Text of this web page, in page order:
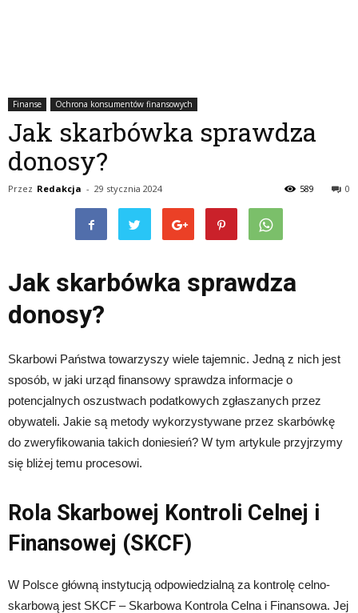
Finanse Ochrona konsumentów finansowych
Jak skarbówka sprawdza
donosy?
Przez Redakcja - 29 stycznia 2024 0
589
Jak skarbówka sprawdza
donosy?
Skarbowi Państwa towarzyszy wiele tajemnic. Jedną z nich jest
sposób, w jaki urząd finansowy sprawdza informacje o
potencjalnych oszustwach podatkowych zgłaszanych przez
obywateli. Jakie są metody wykorzystywane przez skarbówkę
do zweryfikowania takich doniesień? W tym artykule przyjrzymy
się bliżej temu procesowi.
Rola Skarbowej Kontroli Celnej i
Finansowej (SKCF)
W Polsce główną instytucją odpowiedzialną za kontrolę celno-
skarbową jest SKCF – Skarbowa Kontrola Celna i Finansowa. Jej